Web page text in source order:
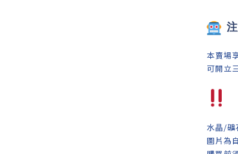
本賣場
可開立
水晶/礦
圖片為